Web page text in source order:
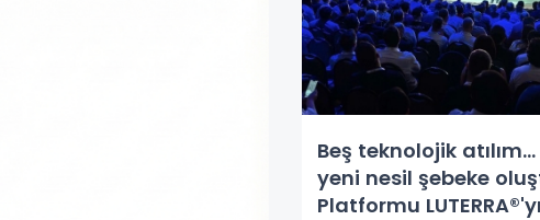
Beş teknolojik
yeni nesil şebeke
Platformu